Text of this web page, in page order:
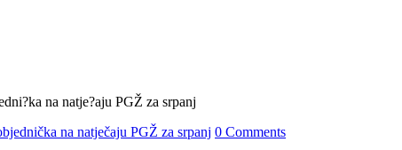
na natječaju PGŽ za srpanj 0 Comments